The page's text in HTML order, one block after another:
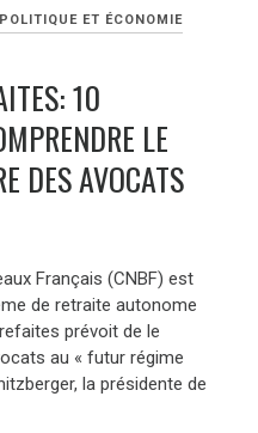
POLITIQUE ET ÉCONOMIE
10
LE
DES AVOCATS
Français (CNBF) est
de retraite autonome
prévoit de le
au « futur régime
la présidente de